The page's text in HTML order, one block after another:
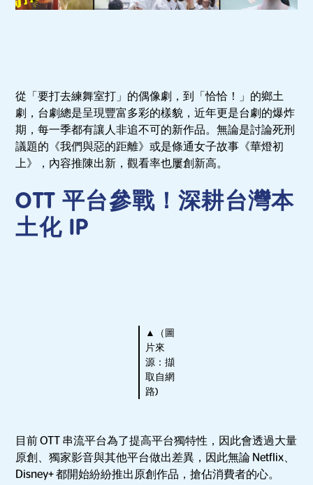
從「要打去練舞室打」的偶像劇，到「恰恰！」的鄉土
劇，台劇總是呈現豐富多彩的樣貌，近年更是台劇的爆炸
期，每一季都有讓人非追不可的新作品。無論是討論死刑
議題的《我們與惡的距離》或是條通女子故事《華燈初
上》，內容推陳出新，觀看率也屢創新高。
OTT 平台參戰！深耕台灣本
土化 IP
▲（圖
片來
源：擷
取自網
路)
目前 OTT 串流平台為了提高平台獨特性，因此會透過大量
原創、獨家影音與其他平台做出差異，因此無論 Netflix、
Disney+ 都開始紛紛推出原創作品，搶佔消費者的心。